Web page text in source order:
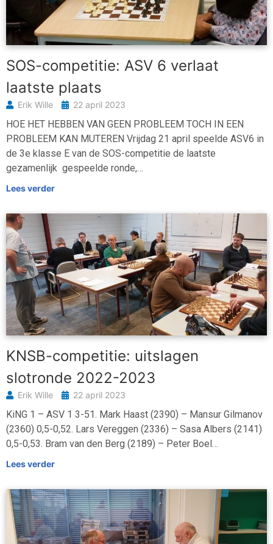
SOS-competitie: ASV 6 verlaat
laatste plaats
Erik Wille 22 april 2023
HOE HET HEBBEN VAN GEEN PROBLEEM TOCH IN EEN
PROBLEEM KAN MUTEREN Vrijdag 21 april speelde ASV6 in
de 3e klasse E van de SOS-competitie de laatste
gezamenlijk gespeelde ronde,…
Lees verder
KNSB-competitie: uitslagen
slotronde 2022-2023
Erik Wille 22 april 2023
KiNG 1 – ASV 1 3-51. Mark Haast (2390) – Mansur Gilmanov
(2360) 0,5-0,52. Lars Vereggen (2336) – Sasa Albers (2141)
0,5-0,53. Bram van den Berg (2189) – Peter Boel…
Lees verder